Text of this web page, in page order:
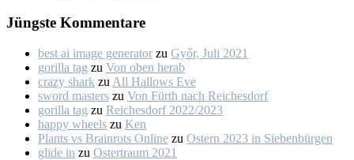
Jüngs­te Kom­men­ta­re
best ai image generator zu Győr, Ju­li 2021
gorilla tag zu Von oben her­ab
crazy shark zu All Hal­lows Eve
sword masters zu Von Fürth nach Rei­ches­dorf
gorilla tag zu Rei­ches­dorf 2022/2023
happy wheels zu Ken
Plants vs Brainrots Online zu Os­tern 2023 in Sie­ben­bür­gen
glide in zu Os­ter­traum 2021